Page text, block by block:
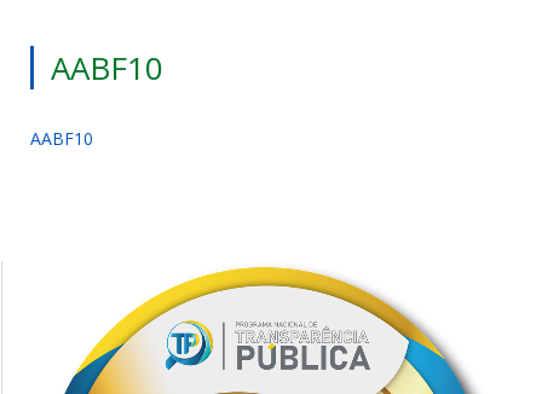
AABF10
AABF10